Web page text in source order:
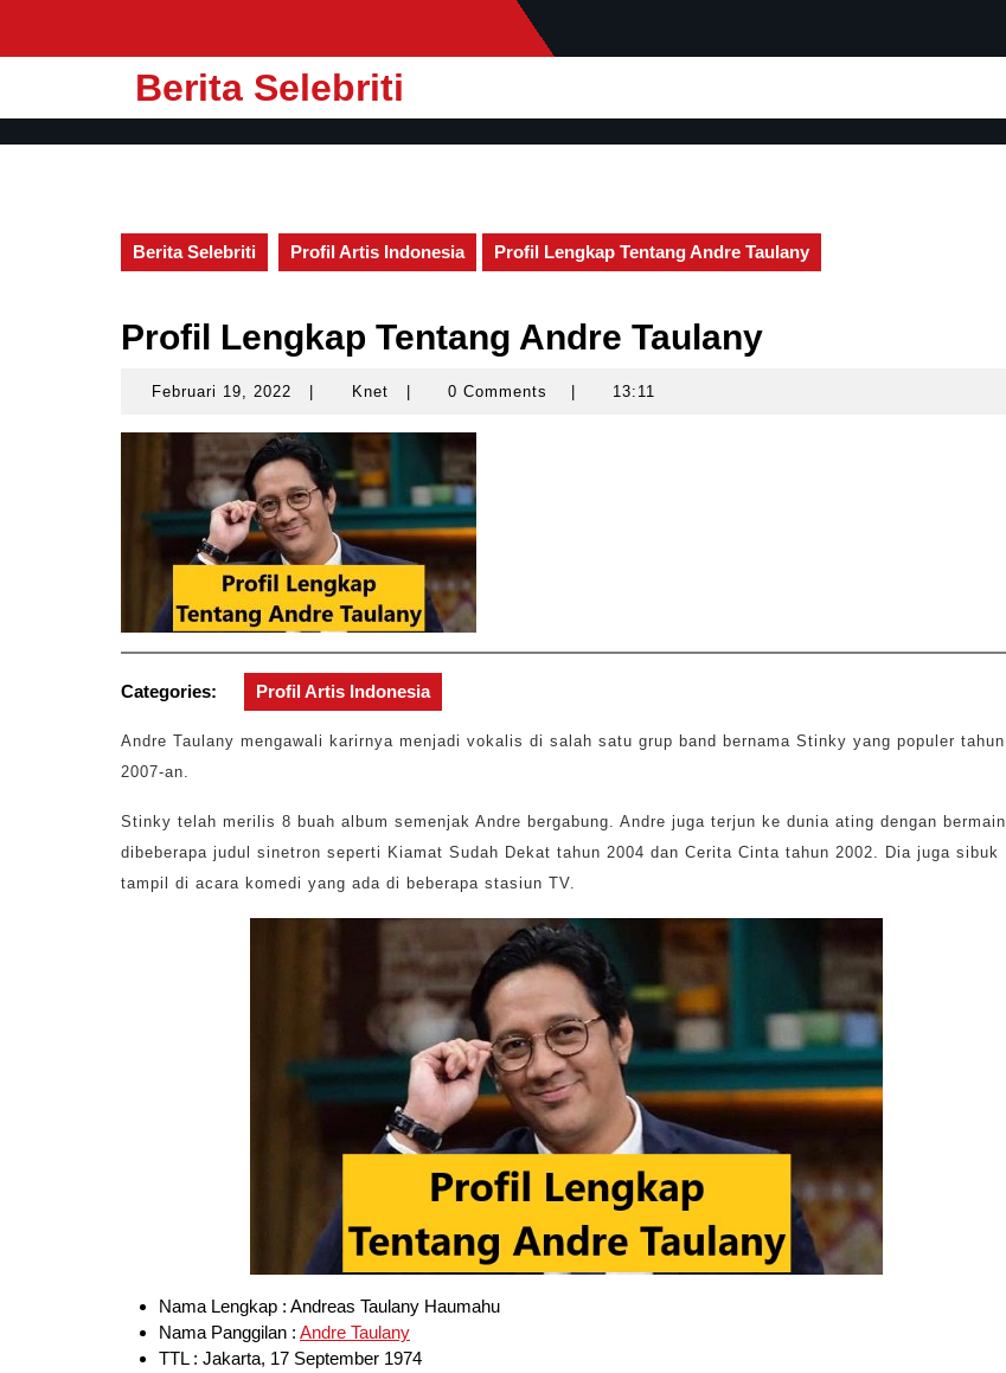
content
Berita Selebriti
Berita Selebriti Profil Artis Indonesia Profil Lengkap Tentang Andre Taulany
Profil Lengkap Tentang Andre Taulany
Februari 19, 2022
Februari
2022
Knet Knet 0 Comments 13:11
Categories: Profil Artis Indonesia
Andre Taulany mengawali karirnya menjadi vokalis di salah satu grup band bernama Stinky yang populer tahun
2007-an.
Stinky telah merilis 8 buah album semenjak Andre bergabung. Andre juga terjun ke dunia ating dengan bermain
dibeberapa judul sinetron seperti Kiamat Sudah Dekat tahun 2004 dan Cerita Cinta tahun 2002. Dia juga sibuk
tampil di acara komedi yang ada di beberapa stasiun TV.
Nama Lengkap : Andreas Taulany Haumahu
Nama Panggilan : Andre Taulany
TTL : Jakarta, 17 September 1974